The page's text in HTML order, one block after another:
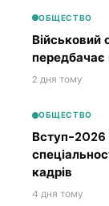
ОБЩЕСТВО
Військовий
2 дня тому
ОБЩЕСТВО
Вступ-2026
кадрів
4 дня тому